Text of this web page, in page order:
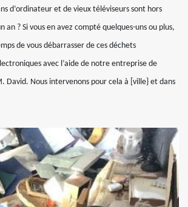
d’ordinateur et de vieux téléviseurs sont hors
an ? Si vous en avez compté quelques-uns ou plus,
de vous débarrasser de ces déchets
avec l’aide de notre entreprise de
David. Nous intervenons pour cela à [ville} et dans